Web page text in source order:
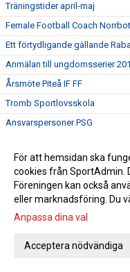
Träningstider april-maj
Female Football Coach
Ett förtydligande gällande
Anmälan till ungdomsserier
Årsmöte Piteå IF FF
Tromb Sportlovsskola
Ansvarspersoner PSG
Sportringen bjuder in till
Vi hälsar alla barn födda 2012
välkommen till föreningen Piteå
Föräldramöte 19/2 kl.18.30
Resning av fotbollshallen
För att hemsidan ska
cookies från SportAdmin.
Föreningen kan också
eller marknadsföring. Du
Anpassa dina val
Acceptera nödvändiga